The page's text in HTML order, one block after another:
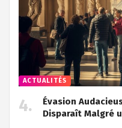
ACTUALITÉS
Évasion
Disparaît Malgré